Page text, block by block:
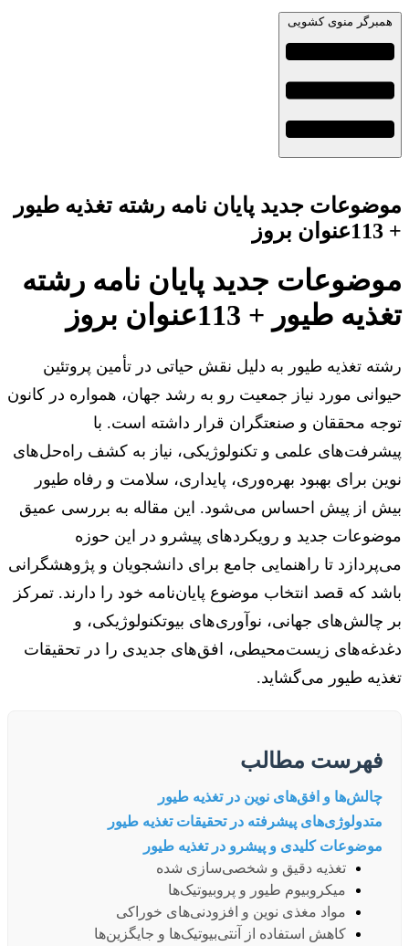
همبرگر منوی کشویی
موضوعات جدید پایان نامه رشته تغذیه طیور
+ 113عنوان بروز
موضوعات جدید پایان نامه رشته
تغذیه طیور + 113عنوان بروز
رشته تغذیه طیور به دلیل نقش حیاتی در تأمین پروتئین
حیوانی مورد نیاز جمعیت رو به رشد جهان، همواره در کانون
توجه محققان و صنعتگران قرار داشته است. با
پیشرفت‌های علمی و تکنولوژیکی، نیاز به کشف راه‌حل‌های
نوین برای بهبود بهره‌وری، پایداری، سلامت و رفاه طیور
بیش از پیش احساس می‌شود. این مقاله به بررسی عمیق
موضوعات جدید و رویکردهای پیشرو در این حوزه
می‌پردازد تا راهنمایی جامع برای دانشجویان و پژوهشگرانی
باشد که قصد انتخاب موضوع پایان‌نامه خود را دارند. تمرکز
بر چالش‌های جهانی، نوآوری‌های بیوتکنولوژیکی، و
دغدغه‌های زیست‌محیطی، افق‌های جدیدی را در تحقیقات
تغذیه طیور می‌گشاید.
فهرست مطالب
چالش‌ها و افق‌های نوین در تغذیه طیور
متدولوژی‌های پیشرفته در تحقیقات تغذیه طیور
موضوعات کلیدی و پیشرو در تغذیه طیور
تغذیه دقیق و شخصی‌سازی شده
میکروبیوم طیور و پروبیوتیک‌ها
مواد مغذی نوین و افزودنی‌های خوراکی
کاهش استفاده از آنتی‌بیوتیک‌ها و جایگزین‌ها